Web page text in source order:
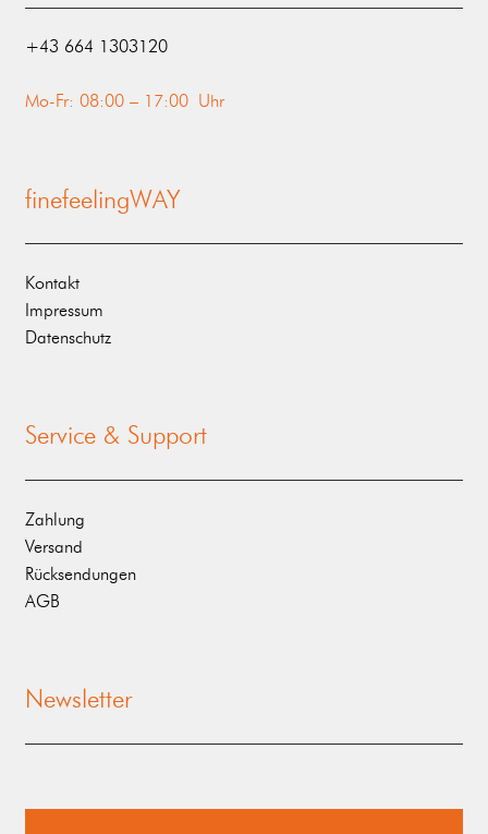
‭+43 664 1303120‬
Mo-Fr: 08:00 – 17:00 Uhr
finefeelingWAY
Kontakt
Impressum
Datenschutz
Service & Support
Zahlung
Versand
Rücksendungen
AGB
Newsletter